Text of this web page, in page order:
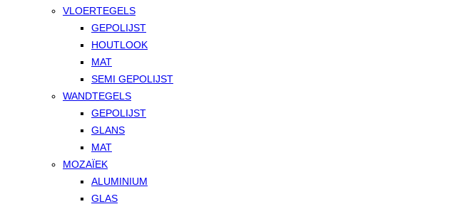
VLOERTEGELS
GEPOLIJST
HOUTLOOK
MAT
SEMI GEPOLIJST
WANDTEGELS
GEPOLIJST
GLANS
MAT
MOZAÏEK
ALUMINIUM
GLAS